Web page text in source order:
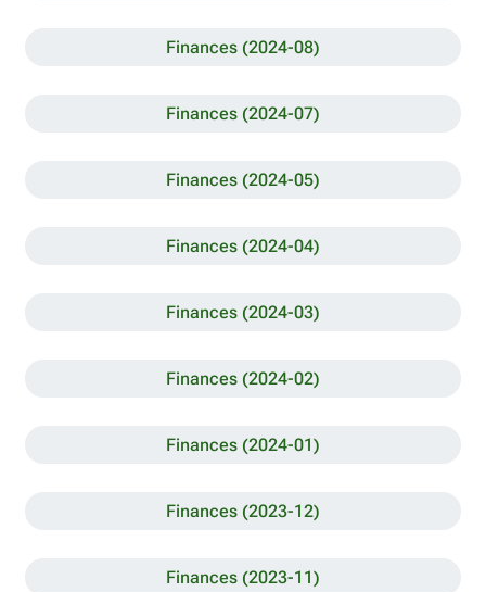
Finances (2024-08)
Finances (2024-07)
Finances (2024-05)
Finances (2024-04)
Finances (2024-03)
Finances (2024-02)
Finances (2024-01)
Finances (2023-12)
Finances (2023-11)